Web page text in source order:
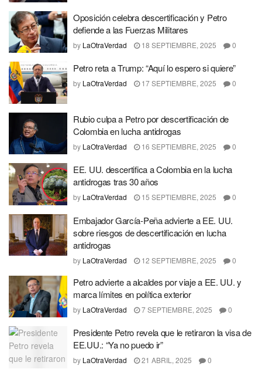
Oposición celebra descertificación y Petro
defiende a las Fuerzas Militares
by LaOtraVerdad 18 SEPTIEMBRE, 2025 0
Petro reta a Trump: “Aquí lo espero si quiere”
by LaOtraVerdad 17 SEPTIEMBRE, 2025 0
Rubio culpa a Petro por descertificación de
Colombia en lucha antidrogas
by LaOtraVerdad 16 SEPTIEMBRE, 2025 0
EE. UU. descertifica a Colombia en la lucha
antidrogas tras 30 años
by LaOtraVerdad 15 SEPTIEMBRE, 2025 0
Embajador García-Peña advierte a EE. UU.
sobre riesgos de descertificación en lucha
antidrogas
by LaOtraVerdad 12 SEPTIEMBRE, 2025 0
Petro advierte a alcaldes por viaje a EE. UU. y
marca límites en política exterior
by LaOtraVerdad 7 SEPTIEMBRE, 2025 0
Presidente Petro revela que le retiraron la visa de
EE.UU.: “Ya no puedo ir”
by LaOtraVerdad 21 ABRIL, 2025 0